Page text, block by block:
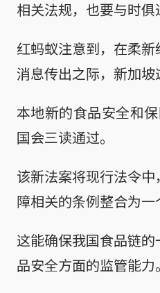
相关法规，也要与时俱
红蚂蚁注意到，在柔
消息传出之际，新加坡
本地新的食品安全和
国会三读通过。
该新法案将现行法令
障相关的条例整合为一
这能确保我国食品链
品安全方面的监管能力。